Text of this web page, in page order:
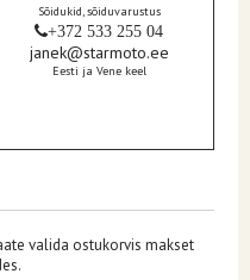
Sõidukid, sõiduvarustus
+372 533 255 04
janek@starmoto.ee
Eesti ja Vene keel
valida ostukorvis makset